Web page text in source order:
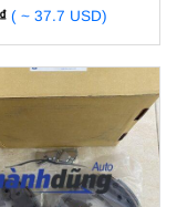
( ~ 37.7 USD)